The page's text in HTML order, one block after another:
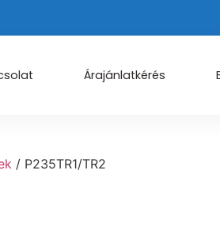
Árajánlatkérés
/ P235TR1/TR2